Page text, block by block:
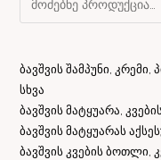
ბავშვის შამპუნი,
სხვა
ბავშვის მატყუარა,
ბავშვის მატყუარას
ბავშვის კვების ბოთლი,